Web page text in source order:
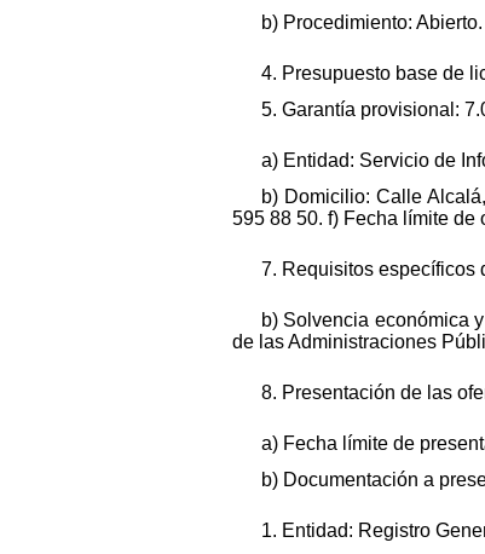
b) Procedimiento:
4. Presupuesto base de
5. Garantía provisional:
a) Entidad: Servicio de
b) Domicilio: Calle
595 88 50. f) Fecha límite de
7. Requisitos específicos
b) Solvencia económica
de las Administraciones
8. Presentación de las
a) Fecha límite de
b) Documentación a
1. Entidad: Registro